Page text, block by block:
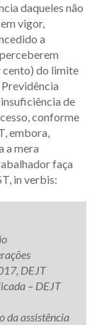
daqueles não
vigor,
a
cento) do limite
de
conforme
embora,
a mera
faça
in verbis:
DEJT
– DEJT
da assistência